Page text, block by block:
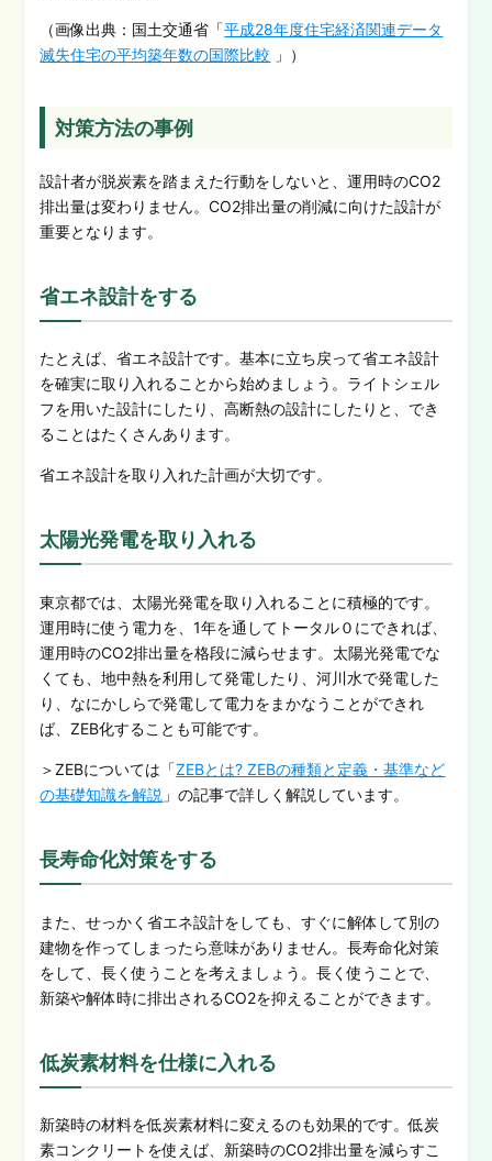
（画像出典：国土交通省「平成28年度住宅経済関連データ
滅失住宅の平均築年数の国際比較 」）
対策方法の事例
設計者が脱炭素を踏まえた行動をしないと、運用時のCO2
排出量は変わりません。CO2排出量の削減に向けた設計が
重要となります。
省エネ設計をする
たとえば、省エネ設計です。基本に立ち戻って省エネ設計
を確実に取り入れることから始めましょう。ライトシェル
フを用いた設計にしたり、高断熱の設計にしたりと、でき
ることはたくさんあります。
省エネ設計を取り入れた計画が大切です。
太陽光発電を取り入れる
東京都では、太陽光発電を取り入れることに積極的です。
運用時に使う電力を、1年を通してトータル０にできれば、
運用時のCO2排出量を格段に減らせます。太陽光発電でな
くても、地中熱を利用して発電したり、河川水で発電した
り、なにかしらで発電して電力をまかなうことができれ
ば、ZEB化することも可能です。
＞ZEBについては「ZEBとは? ZEBの種類と定義・基準など
の基礎知識を解説 」の記事で詳しく解説しています。
長寿命化対策をする
また、せっかく省エネ設計をしても、すぐに解体して別の
建物を作ってしまったら意味がありません。長寿命化対策
をして、長く使うことを考えましょう。長く使うことで、
新築や解体時に排出されるCO2を抑えることができます。
低炭素材料を仕様に入れる
新築時の材料を低炭素材料に変えるのも効果的です。低炭
素コンクリートを使えば、新築時のCO2排出量を減らすこ